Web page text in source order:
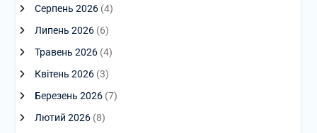
Серпень 2026(4)
Липень 2026(6)
Травень 2026(4)
Квітень 2026(3)
Березень 2026(7)
Лютий 2026(8)